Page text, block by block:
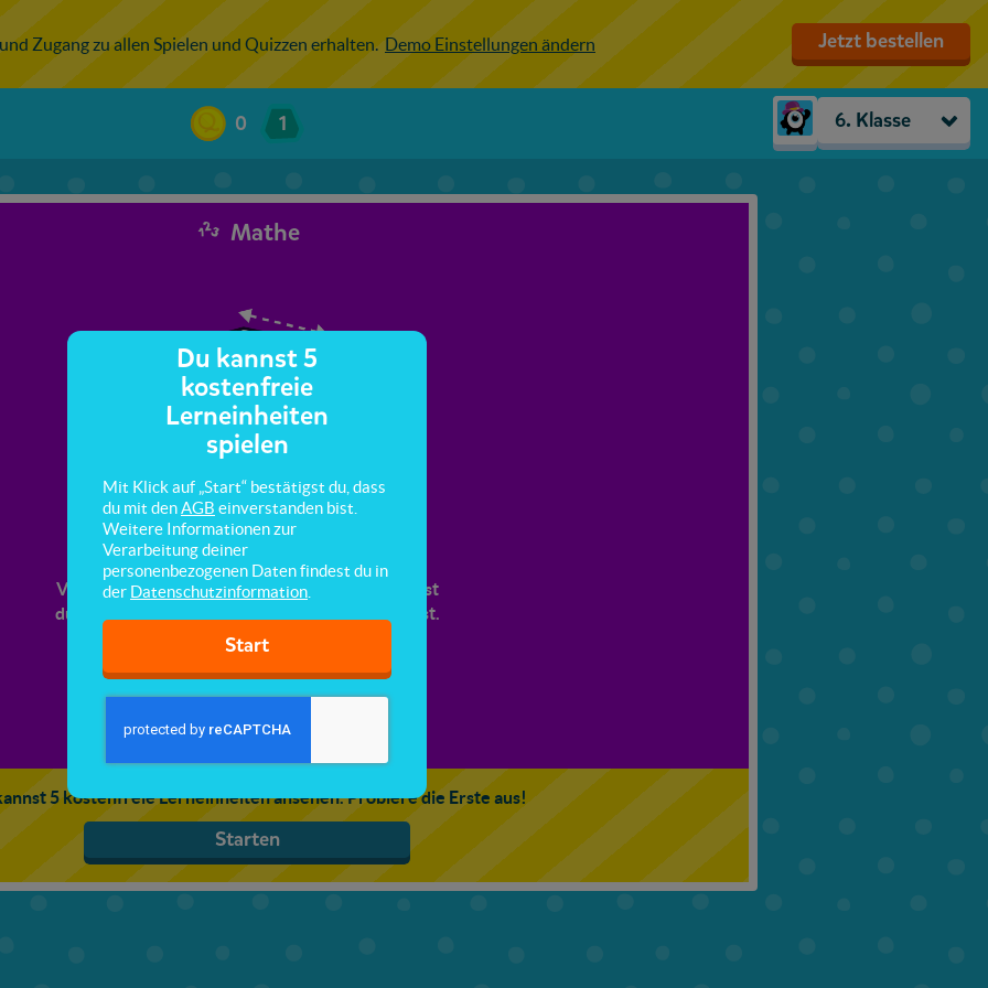
Zugang zu allen Spielen und Quizzen erhalten. Demo Einstellungen ändern Jetzt bestellen
0 1 6. Klasse
Mathe
Stellenwerttafel
Hier lernst du, wie eine Stellenwerttafel für
Volumenangaben aufgebaut ist. Außerdem lernst
du, wie du Volumenangaben einträgst und abliest.
5 kostenfreie Lerneinheiten ansehen. Probiere die Erste aus!
Starten
Du kannst 5
kostenfreie
Lerneinheiten
spielen
Mit Klick auf „Start“ bestätigst du, dass
du mit denAGB einverstanden bist.
Weitere Informationen zur
Verarbeitung deiner
personenbezogenen Daten findest du in
der Datenschutzinformation
Start